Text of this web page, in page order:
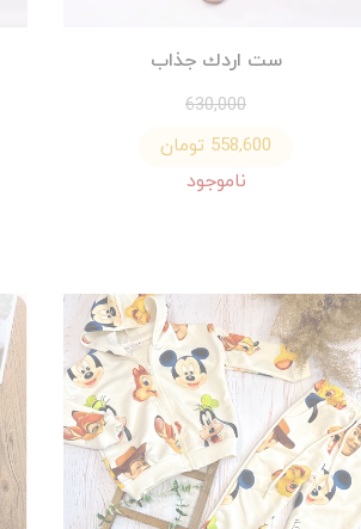
ست اردك جذاب
630,000
558,600 تومان
ناموجود